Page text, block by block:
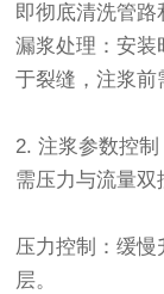
即彻底清洗管路
漏浆处理：安
于裂缝，注浆前
2. 注浆参数控制
需压力与流量双
压力控制：缓
层。